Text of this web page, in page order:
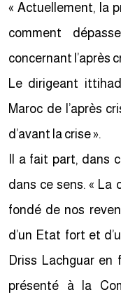
« Actuellement, la
comment
concernant l’après
Le dirigeant
Maroc de l’après
d’avant la crise ».
Il a fait part, dans
dans ce sens. «
fondé de nos
d’un Etat fort et
Driss Lachguar en
présenté à la